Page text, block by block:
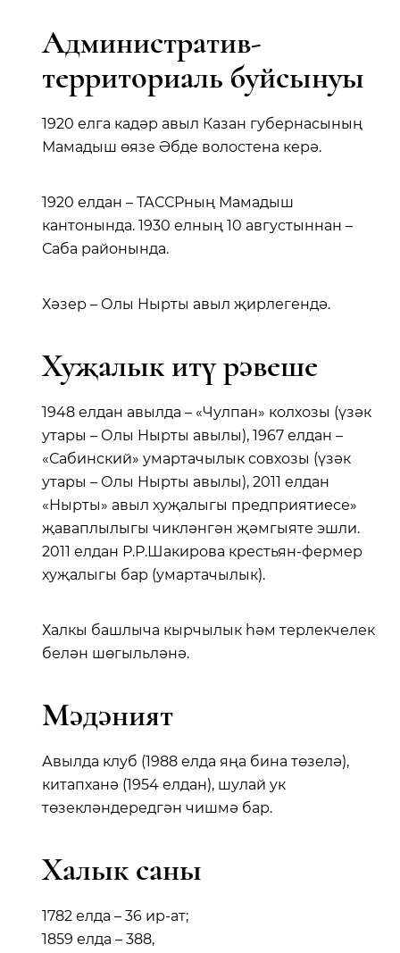
Административ-
территориаль буйсынуы
1920 елга кадәр авыл Казан губернасының
Мамадыш өязе Әбде волостена керә.
1920 елдан – ТАССРның Мамадыш
кантонында. 1930 елның 10 августыннан –
Саба районында.
Хәзер – Олы Нырты авыл җирлегендә.
Хуҗалык итү рәвеше
1948 елдан авылда – «Чулпан» колхозы (үзәк
утары – Олы Нырты авылы), 1967 елдан –
«Сабинский» умартачылык совхозы (үзәк
утары – Олы Нырты авылы), 2011 елдан
«Нырты» авыл хуҗалыгы предприятиесе»
җаваплылыгы чикләнгән җәмгыяте эшли.
2011 елдан Р.Р.Шакирова крестьян-фермер
хуҗалыгы бар (умартачылык).
Халкы башлыча кырчылык һәм терлекчелек
белән шөгыльләнә.
Мәдәният
Авылда клуб (1988 елда яңа бина төзелә),
китапханә (1954 елдан), шулай ук
төзекләндередгән чишмә бар.
Халык саны
1782 елда – 36 ир-ат;
1859 елда – 388,